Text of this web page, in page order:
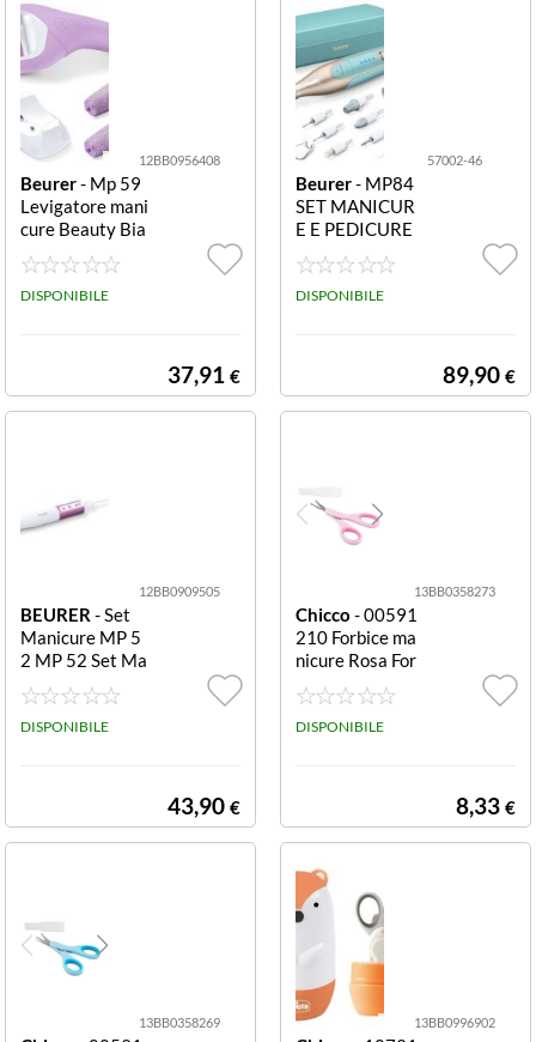
12BB0956408
Beurer- Mp 59
Levigatore mani
cure Beauty Bia
nco e Lilla MP 5
9
DISPONIBILE
37,91 €
57002-46
Beurer- MP84
SET MANICUR
E E PEDICURE
PROF. 3VEL10
ACC. DISPLAY L
ED
DISPONIBILE
89,90 €
12BB0909505
BEURER - Set
Manicure MP 5
2 MP 52 Set Ma
nicure e Pedicur
e a penna con 7
accessori di alta
DISPONIBILE
43,90 €
13BB0358273
Chicco - 00591
210 Forbice ma
nicure Rosa For
bice manicure C
hicco 0059121
0 Rosa
DISPONIBILE
8,33 €
13BB0358269 13BB0996902